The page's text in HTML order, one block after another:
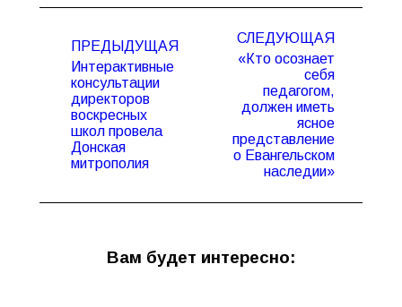
записям
ПРЕДЫДУЩАЯ
Предыдущая
запись:
Интерактивные
консультации
директоров
воскресных
школ провела
Донская
митрополия
СЛЕДУЮЩАЯ
Следующая
«Кто осознает
себя
педагогом,
должен иметь
ясное
представление
о Евангельском
наследии»
Вам будет интересно: